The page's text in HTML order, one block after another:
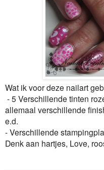
Wat ik voor deze nailart
- 5 Verschillende tinten
allemaal verschillende
e.d.
- Verschillende
Denk aan hartjes, Love,